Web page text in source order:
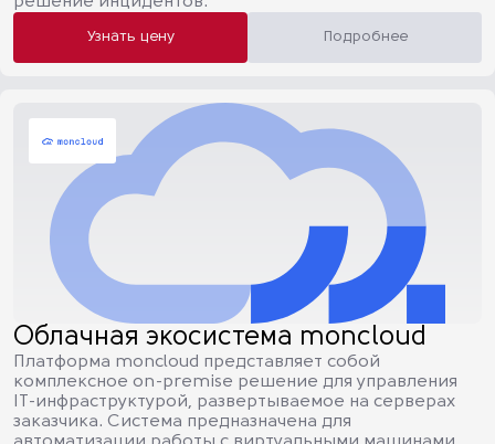
Узнать цену Подробнее
Облачная экосистема moncloud
Платформа moncloud представляет собой
комплексное on-premise решение для управления
IT-инфраструктурой, развертываемое на серверах
заказчика. Система предназначена для